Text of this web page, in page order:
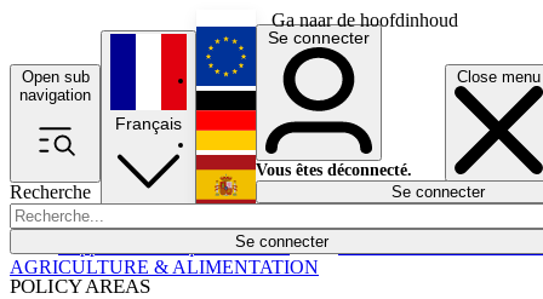
Ga naar de hoofdinhoud
Open sub
navigation
Close menu
Recherche
Se connecter
POLICY AREAS
Économie
Français
English
Deutsch
Español
Se connecter
Vous êtes déconnecté.
Se connecter
AGRICULTURE & ALIMENTATION